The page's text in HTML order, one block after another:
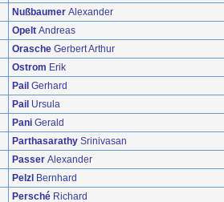
Nußbaumer Alexander
Opelt Andreas
Orasche Gerbert Arthur
Ostrom Erik
Pail Gerhard
Pail Ursula
Pani Gerald
Parthasarathy Srinivasan
Passer Alexander
Pelzl Bernhard
Persché Richard